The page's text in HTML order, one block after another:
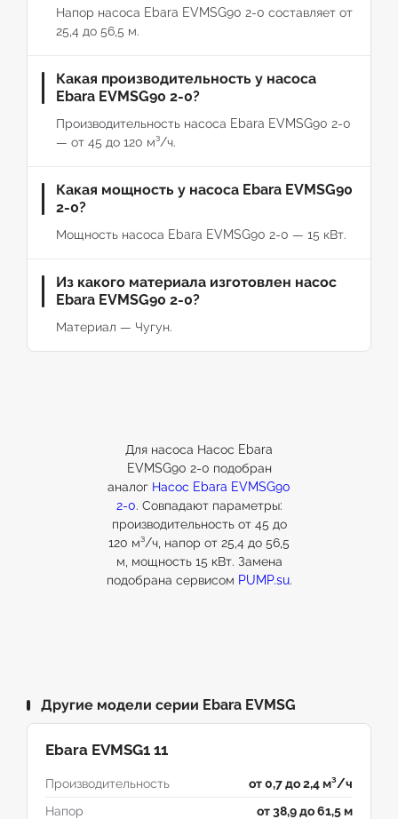
Напор насоса Ebara EVMSG90 2-0 составляет от
25,4 до 56,5 м.
Какая производительность у насоса
Ebara EVMSG90 2-0?
Производительность насоса Ebara EVMSG90 2-0
— от 45 до 120 м³/ч.
Какая мощность у насоса Ebara EVMSG90
2-0?
Мощность насоса Ebara EVMSG90 2-0 — 15 кВт.
Из какого материала изготовлен насос
Ebara EVMSG90 2-0?
Материал — Чугун.
Для насоса Насос Ebara
EVMSG90 2-0 подобран
аналог Насос Ebara EVMSG90
2-0. Совпадают параметры:
производительность от 45 до
120 м³/ч, напор от 25,4 до 56,5
м, мощность 15 кВт. Замена
подобрана сервисом PUMP.su.
Другие модели серии Ebara EVMSG
Ebara EVMSG1 11
Производительность
от 0,7 до 2,4 м³/ч
Напор
от 38,9 до 61,5 м